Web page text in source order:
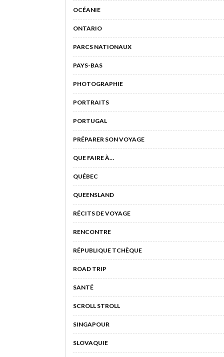
OCÉANIE
ONTARIO
PARCS NATIONAUX
PAYS-BAS
PHOTOGRAPHIE
PORTRAITS
PORTUGAL
PRÉPARER SON VOYAGE
QUE FAIRE À…
QUÉBEC
QUEENSLAND
RÉCITS DE VOYAGE
RENCONTRE
RÉPUBLIQUE TCHÈQUE
ROAD TRIP
SANTÉ
SCROLL STROLL
SINGAPOUR
SLOVAQUIE